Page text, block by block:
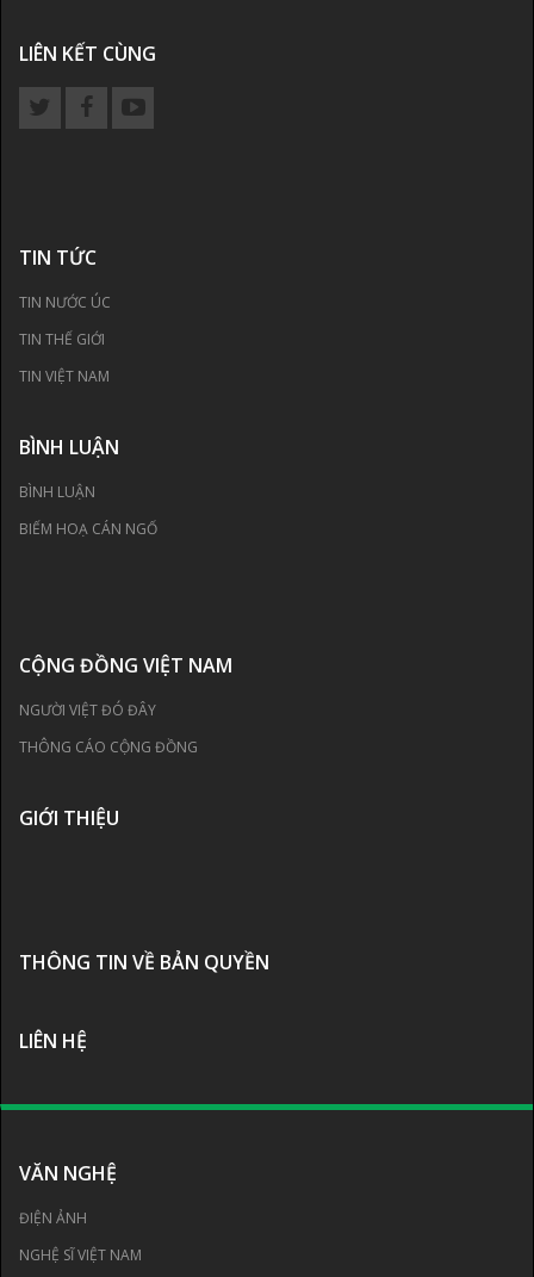
LIÊN KẾT CÙNG
TIN TỨC
TIN NƯỚC ÚC
TIN THẾ GIỚI
TIN VIỆT NAM
BÌNH LUẬN
BÌNH LUẬN
BIẾM HOẠ CÁN NGỐ
CỘNG ĐỒNG VIỆT NAM
NGƯỜI VIỆT ĐÓ ĐÂY
THÔNG CÁO CỘNG ĐỒNG
GIỚI THIỆU
THÔNG TIN VỀ BẢN QUYỀN
LIÊN HỆ
VĂN NGHỆ
ĐIỆN ẢNH
NGHỆ SĨ VIỆT NAM